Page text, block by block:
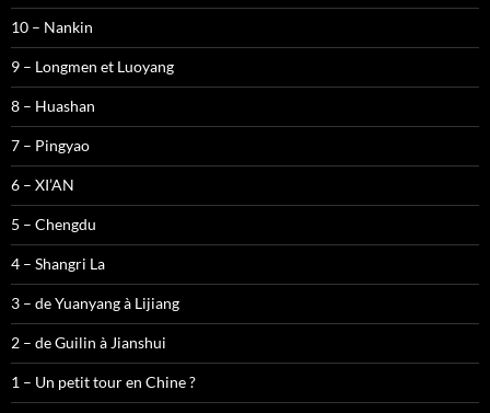
10 – Nankin
9 – Longmen et Luoyang
8 – Huashan
7 – Pingyao
6 – XI’AN
5 – Chengdu
4 – Shangri La
3 – de Yuanyang à Lijiang
2 – de Guilin à Jianshui
1 – Un petit tour en Chine ?